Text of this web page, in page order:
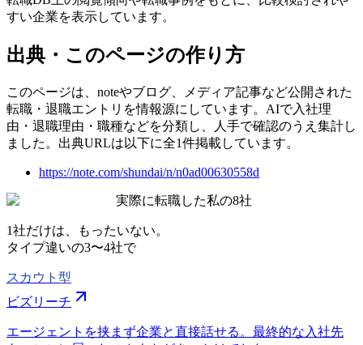
すい企業を表示しています。
出典・このページの作り方
このページは、noteやブログ、メディア記事など公開された
転職・退職エントリを情報源にしています。AIで入社理
由・退職理由・職種などを分類し、人手で確認のうえ集計し
ました。出典URLは以下に全1件掲載しています。
https://note.com/shundai/n/n0ad00630558d
実際に転職した私の8社
1社だけは、もったいない。
タイプ違いの3〜4社で
スカウト型
ビズリーチ
エージェントを挟まず企業と直接話せる。最終的な入社先